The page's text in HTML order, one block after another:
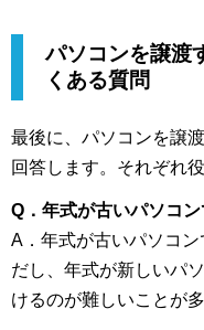
パソコンを譲渡
くある質問
最後に、パソコンを譲
回答します。それぞれ
Q．年式が古いパソコ
A．年式が古いパソコ
だし、年式が新しいパ
けるのが難しいことが